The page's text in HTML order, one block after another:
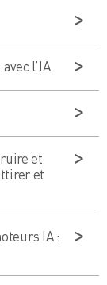
l’IA
et
et
IA :